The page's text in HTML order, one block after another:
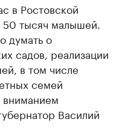
в Ростовской
тысяч малышей.
думать о
садов, реализации
в том числе
семей
вниманием
Василий